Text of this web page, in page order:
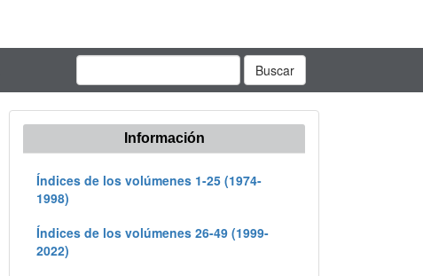
Buscar
Información
Índices de los volúmenes 1-25 (1974-
1998)
Índices de los volúmenes 26-49 (1999-
2022)